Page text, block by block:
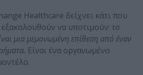
Healthcare δείχνει κάτι που
εξακολουθούν να υποτιμούν: το
μια μεμονωμένη επίθεση από έναν
Είναι ένα οργανωμένο